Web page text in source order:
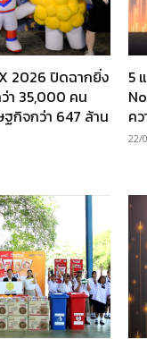
2026 ปิดฉากยิ่ง
า 35,000 คน
ฐกิจกว่า 647 ล้าน
5
ค
22/